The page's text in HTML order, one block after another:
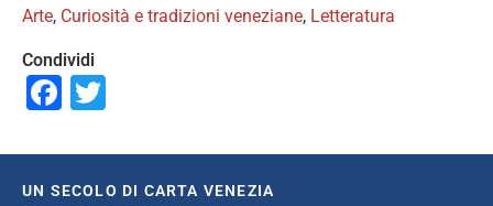
Arte, Curiosità e tradizioni veneziane, Letteratura
Condividi
Facebook
UN SECOLO DI CARTA VENEZIA